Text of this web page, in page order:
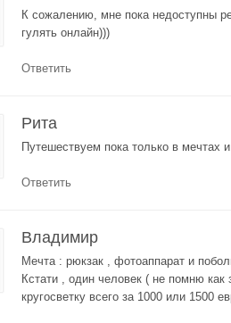
К сожалению, мне пока недоступны
гулять онлайн)))
Ответить
Рита
Путешествуем пока только в мечтах
Ответить
Владимир
Мечта : рюкзак , фотоаппарат и
Кстати , один человек ( не помню
кругосветку всего за 1000 или 1500